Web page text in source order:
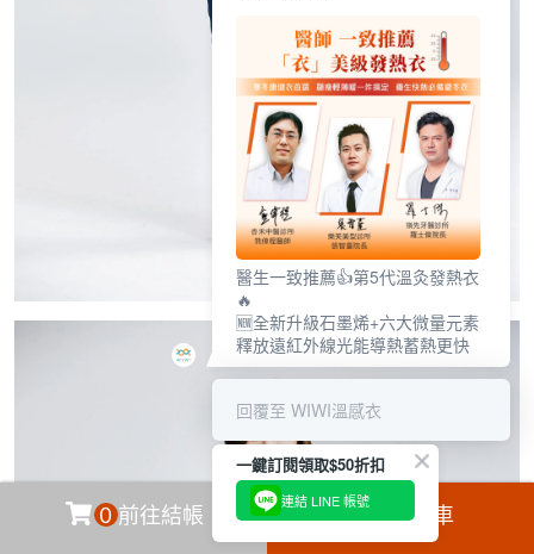
0 前往結帳 加入購物車
醫生一致推薦👍第5代溫灸發熱衣
🔥
🆕全新升級石墨烯+六大微量元素
釋放遠紅外線光能導熱蓄熱更快
回覆至 WIWI溫感衣
一鍵訂閱領取$50折扣
連結 LINE 帳號